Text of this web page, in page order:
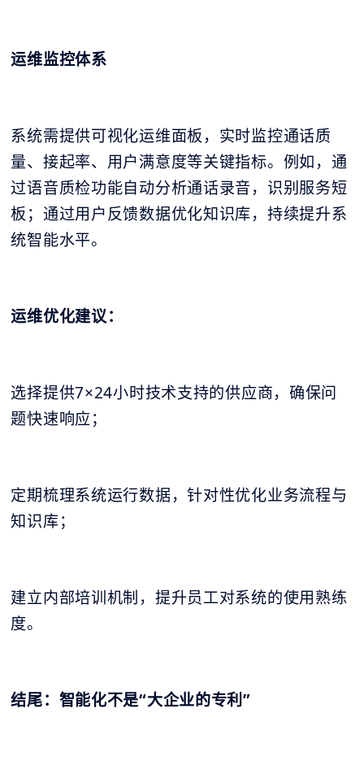
运维监控体系
系统需提供可视化运维面板，实时监控通话质
量、接起率、用户满意度等关键指标。例如，通
过语音质检功能自动分析通话录音，识别服务短
板；通过用户反馈数据优化知识库，持续提升系
统智能水平。
运维优化建议：
选择提供7×24小时技术支持的供应商，确保问
题快速响应；
定期梳理系统运行数据，针对性优化业务流程与
知识库；
建立内部培训机制，提升员工对系统的使用熟练
度。
结尾：智能化不是“大企业的专利”